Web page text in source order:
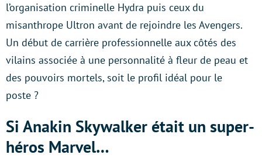
l’organisation criminelle Hydra puis ceux du
misanthrope Ultron avant de rejoindre les Avengers.
Un début de carrière professionnelle aux côtés des
vilains associée à une personnalité à fleur de peau et
des pouvoirs mortels, soit le profil idéal pour le
poste ?
Si Anakin Skywalker était un super-
héros Marvel…